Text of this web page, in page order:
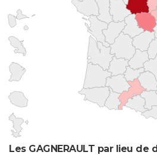
Les GAGNERAULT par lieu de